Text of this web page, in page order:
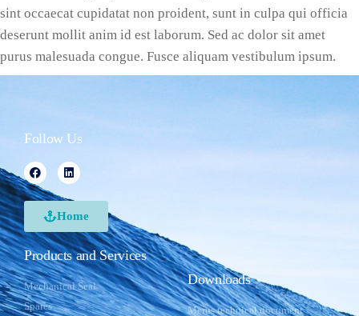
sint occaecat cupidatat non proident, sunt in culpa qui officia
deserunt mollit anim id est laborum. Sed ac dolor sit amet
purus malesuada congue. Fusce aliquam vestibulum ipsum.
Follow Us
Home
Products and Services
Mechanical Seal
Spares
Downloads
Merus technical document